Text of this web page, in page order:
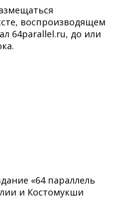
воспроизводящем
64parallel.ru, до или
«64 параллель
и Костомукши